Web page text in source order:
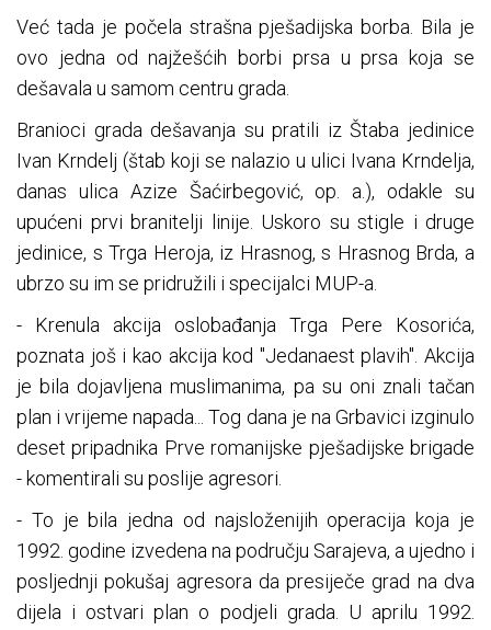
Već tada je počela strašna pješadijska borba. Bila je
ovo jedna od najžešćih borbi prsa u prsa koja se
dešavala u samom centru grada.
Branioci grada dešavanja su pratili iz Štaba jedinice
Ivan Krndelj (štab koji se nalazio u ulici Ivana Krndelja,
danas ulica Azize Šaćirbegović, op. a.), odakle su
upućeni prvi branitelji linije. Uskoro su stigle i druge
jedinice, s Trga Heroja, iz Hrasnog, s Hrasnog Brda, a
ubrzo su im se pridružili i specijalci MUP-a.
- Krenula akcija oslobađanja Trga Pere Kosorića,
poznata još i kao akcija kod "Jedanaest plavih". Akcija
je bila dojavljena muslimanima, pa su oni znali tačan
plan i vrijeme napada... Tog dana je na Grbavici izginulo
deset pripadnika Prve romanijske pješadijske brigade
- komentirali su poslije agresori.
- To je bila jedna od najsloženijih operacija koja je
1992. godine izvedena na području Sarajeva, a ujedno i
posljednji pokušaj agresora da presiječe grad na dva
dijela i ostvari plan o podjeli grada. U aprilu 1992.